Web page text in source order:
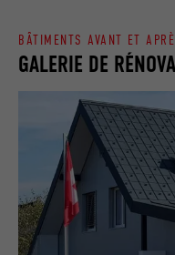
GALERIE DE
BÂTIMENTS AVANT ET
NOM
FOURNISSEUR
EXPIRATION 2 ans
UTILITÉ